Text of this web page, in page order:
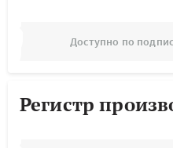
Доступно по
Регистр